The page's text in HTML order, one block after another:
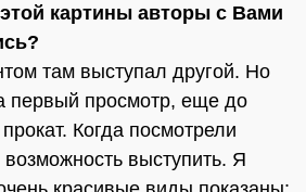
картины авторы с Вами
там выступал другой. Но
первый просмотр, еще до
Когда посмотрели
выступить. Я